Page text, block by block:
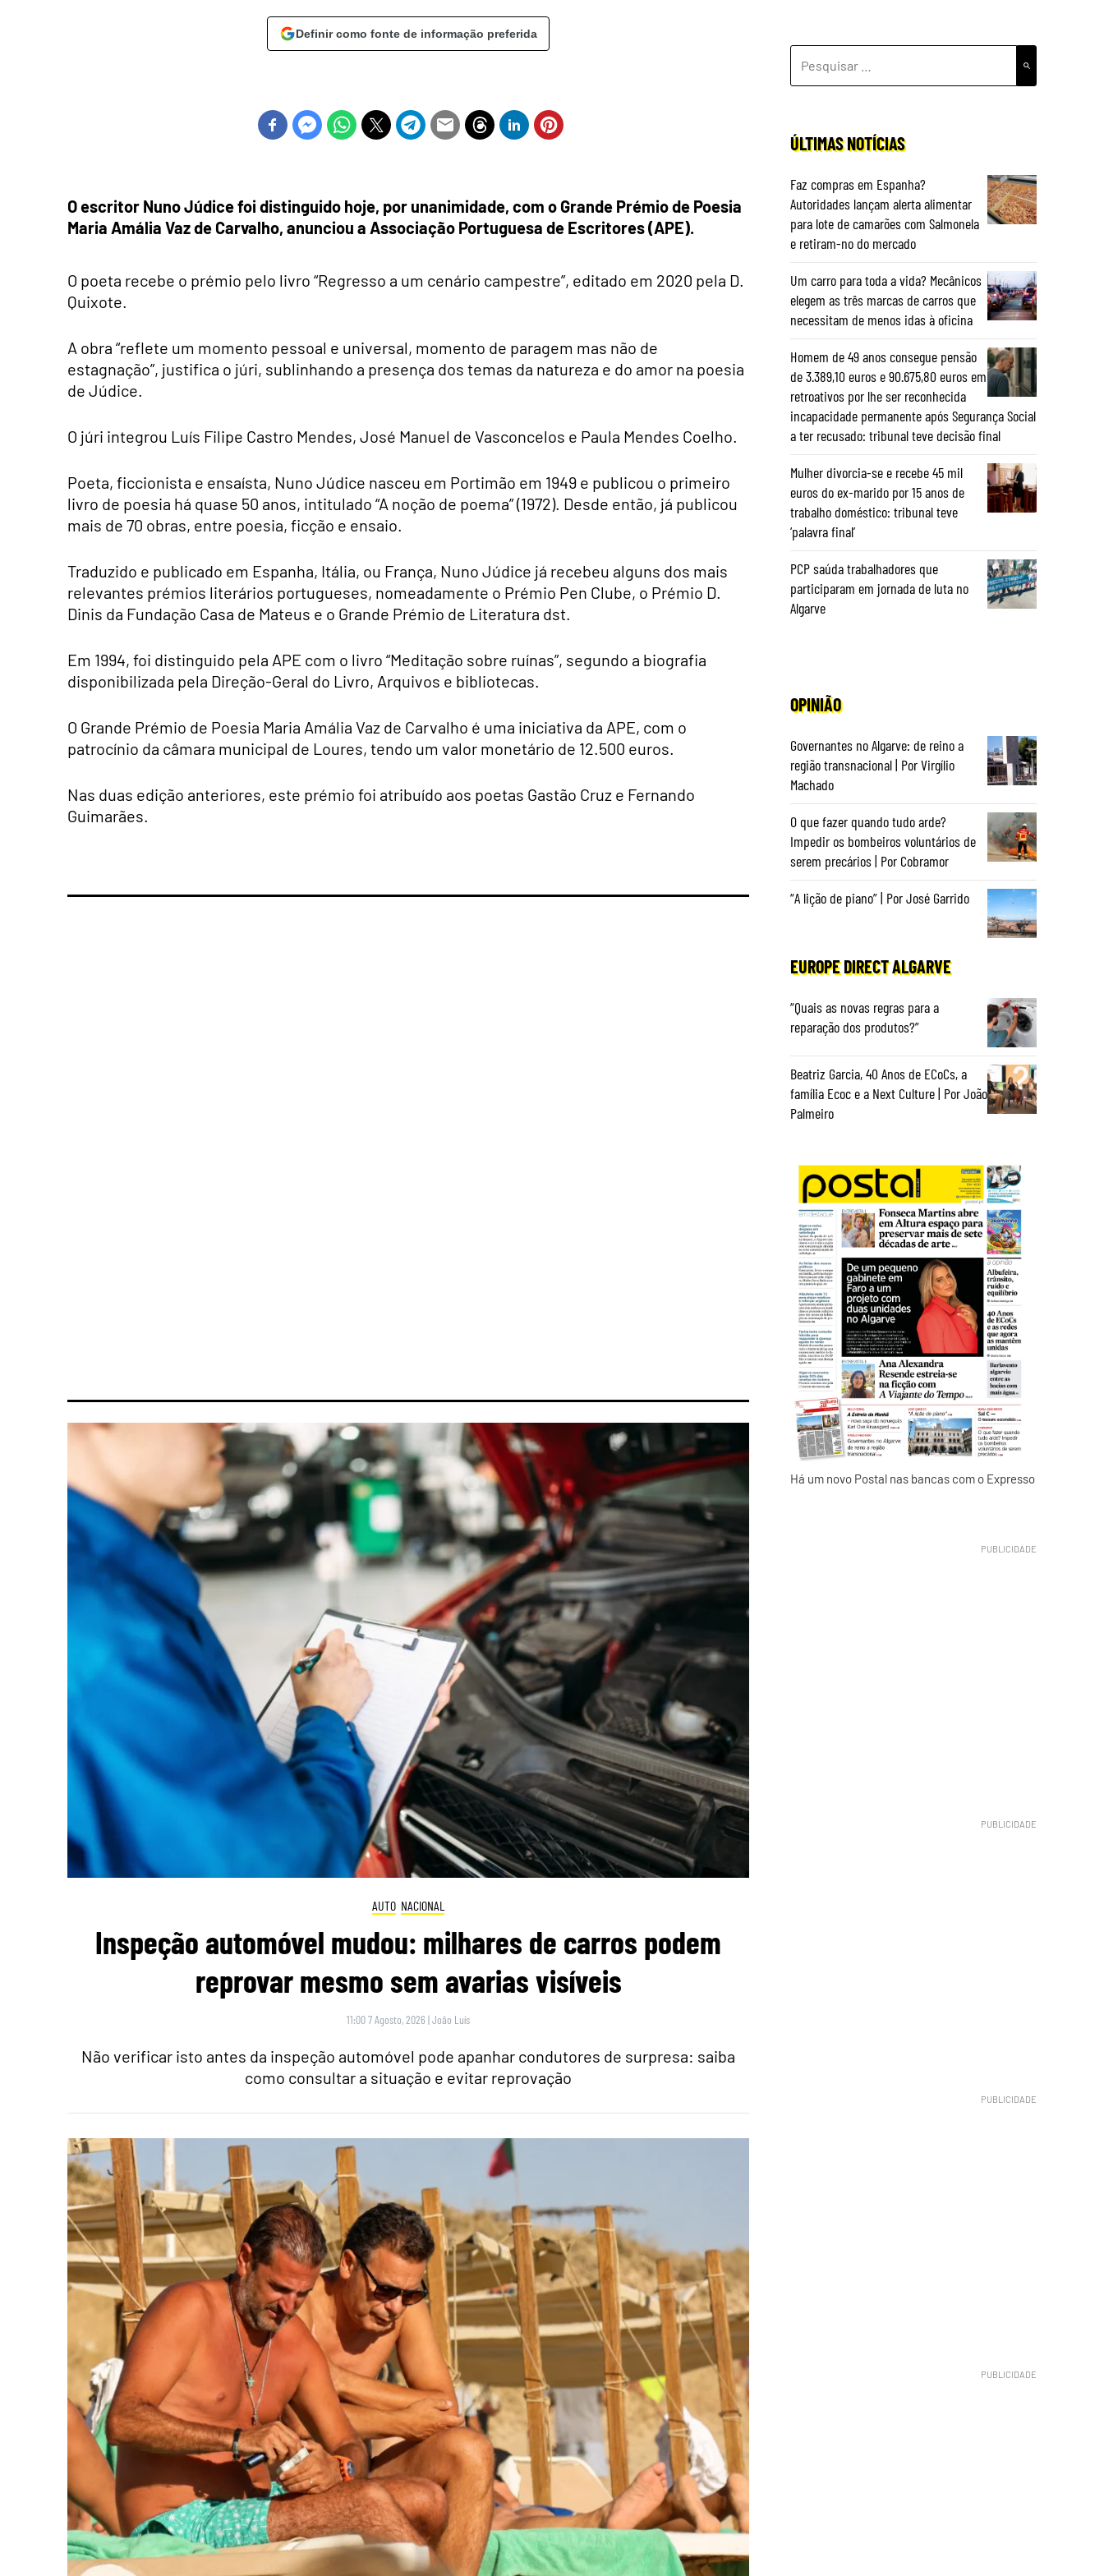
Definir como fonte de informação preferida
O escritor Nuno Júdice foi distinguido hoje, por unanimidade, com o Grande Prémio de Poesia
Maria Amália Vaz de Carvalho, anunciou a Associação Portuguesa de Escritores (APE).
O poeta recebe o prémio pelo livro “Regresso a um cenário campestre”, editado em 2020 pela D.
Quixote.
A obra “reflete um momento pessoal e universal, momento de paragem mas não de
estagnação”, justifica o júri, sublinhando a presença dos temas da natureza e do amor na poesia
de Júdice.
O júri integrou Luís Filipe Castro Mendes, José Manuel de Vasconcelos e Paula Mendes Coelho.
Poeta, ficcionista e ensaísta, Nuno Júdice nasceu em Portimão em 1949 e publicou o primeiro
livro de poesia há quase 50 anos, intitulado “A noção de poema” (1972). Desde então, já publicou
mais de 70 obras, entre poesia, ficção e ensaio.
Traduzido e publicado em Espanha, Itália, ou França, Nuno Júdice já recebeu alguns dos mais
relevantes prémios literários portugueses, nomeadamente o Prémio Pen Clube, o Prémio D.
Dinis da Fundação Casa de Mateus e o Grande Prémio de Literatura dst.
Em 1994, foi distinguido pela APE com o livro “Meditação sobre ruínas”, segundo a biografia
disponibilizada pela Direção-Geral do Livro, Arquivos e bibliotecas.
O Grande Prémio de Poesia Maria Amália Vaz de Carvalho é uma iniciativa da APE, com o
patrocínio da câmara municipal de Loures, tendo um valor monetário de 12.500 euros.
Nas duas edição anteriores, este prémio foi atribuído aos poetas Gastão Cruz e Fernando
Guimarães.
AUTO NACIONAL
Inspeção automóvel mudou: milhares de carros podem
reprovar mesmo sem avarias visíveis
11:00 7 Agosto, 2026 |João Luís
Não verificar isto antes da inspeção automóvel pode apanhar condutores de surpresa: saiba
como consultar a situação e evitar reprovação
POR:
ÚLTIMAS NOTÍCIAS
Faz compras em Espanha?
Autoridades lançam alerta alimentar
para lote de camarões com Salmonela
e retiram-no do mercado
Um carro para toda a vida? Mecânicos
elegem as três marcas de carros que
necessitam de menos idas à oficina
Homem de 49 anos consegue pensão
de 3.389,10 euros e 90.675,80 euros em
retroativos por lhe ser reconhecida
incapacidade permanente após Segurança Social
a ter recusado: tribunal teve decisão final
Mulher divorcia-se e recebe 45 mil
euros do ex-marido por 15 anos de
trabalho doméstico: tribunal teve
‘palavra final’
PCP saúda trabalhadores que
participaram em jornada de luta no
Algarve
OPINIÃO
Governantes no Algarve: de reino a
região transnacional | Por Virgílio
Machado
O que fazer quando tudo arde?
Impedir os bombeiros voluntários de
serem precários | Por Cobramor
“A lição de piano” | Por José Garrido
EUROPE DIRECT ALGARVE
“Quais as novas regras para a
reparação dos produtos?”
Beatriz Garcia, 40 Anos de ECoCs, a
família Ecoc e a Next Culture | Por João
Palmeiro
Há um novo Postal nas bancas com o Expresso